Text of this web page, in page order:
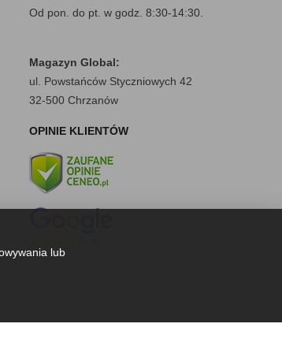
Od pon. do pt. w godz. 8:30-14:30.
Magazyn Global:
ul. Powstańców Styczniowych 42
32-500 Chrzanów
OPINIE KLIENTÓW
lub